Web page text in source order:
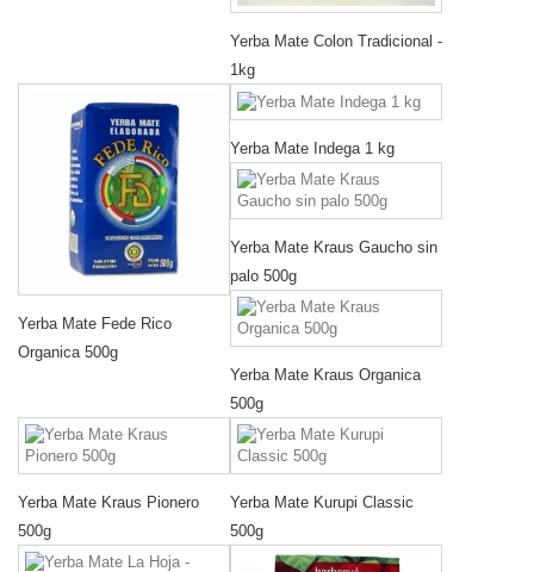
Yerba Mate Colon Tradicional -
1kg
Yerba Mate Fede Rico
Organica 500g
Yerba Mate Indega 1 kg
Yerba Mate Kraus Gaucho sin
palo 500g
Yerba Mate Kraus Organica
500g
Yerba Mate Kraus Pionero
500g
Yerba Mate Kurupi Classic
500g